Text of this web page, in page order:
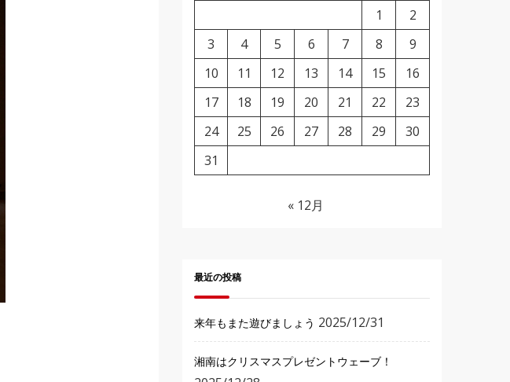
1
2
3
4 5 6 7 8
9
10
11 12 13 14 15
16
17
18 19 20 21 22
23
24
25 26 27 28 29
30
31
« 12月
最近の投稿
来年もまた遊びましょう 2025/12/31
湘南はクリスマスプレゼントウェーブ！